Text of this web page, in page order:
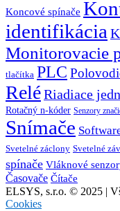
Koncové spínače
identifikácia
Monitorovacie
tlačítka PLC
ReléRiadiace
Rotačný n-kóder Senzory
Snímače
Svetelné záclony Svetelné
spínače Vláknové
Časovače Čítače
ELSYS, s.r.o. © 2025 |
Cookies